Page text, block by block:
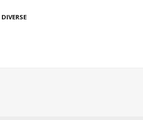
DIVERSE